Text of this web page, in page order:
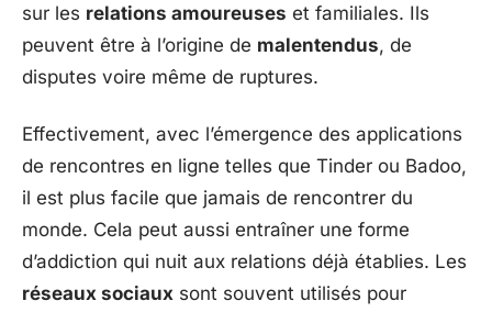
sur les relations amoureuses et familiales. Ils
peuvent être à l’origine de malentendus, de
disputes voire même de ruptures.
Effectivement, avec l’émergence des applications
de rencontres en ligne telles que Tinder ou Badoo,
il est plus facile que jamais de rencontrer du
monde. Cela peut aussi entraîner une forme
d’addiction qui nuit aux relations déjà établies. Les
réseaux sociaux sont souvent utilisés pour